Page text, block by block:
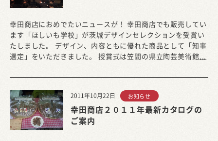
幸田商店におめでたいニュースが！ 幸田商店でも販売してい
ます「ほしいも学校」が茨城デザインセレクションを受賞い
たしました。 デザイン、内容ともに優れた商品として「知事
選定」をいただきました。 授賞式は笠間の県立陶芸美術館
2011年10月22日 お知らせ
幸田商店２０１１年最新カタログの
ご案内